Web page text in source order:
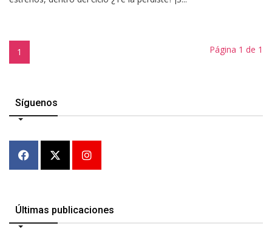
1 Página 1 de 1
Síguenos
Últimas publicaciones